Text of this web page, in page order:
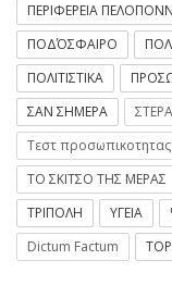
ΠΕΡΙΦΕΡΕΙΑ
ΠΟΔΌΣΦΑΙΡΟ
ΠΟΛΙΤΙΣΤΙΚΑ
ΣΑΝ ΣΗΜΕΡΑ
Τεστ προσωπικοτητας
ΤΟ ΣΚΙΤΣΟ ΤΗΣ ΜΕΡΑΣ
ΤΡΙΠΟΛΗ
ΥΓΕΙΑ
Dictum Factum
TOP